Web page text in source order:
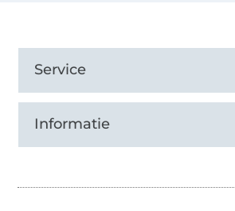
Service
Informatie